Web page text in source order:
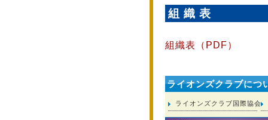
組 織 表
組織表（PDF）
ライオンズクラブにつ
ライオンズクラブ国際協会